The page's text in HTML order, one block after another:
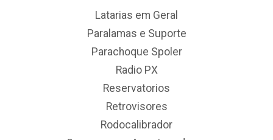
Latarias em Geral
Paralamas e Suporte
Parachoque Spoler
Radio PX
Reservatorios
Retrovisores
Rodocalibrador